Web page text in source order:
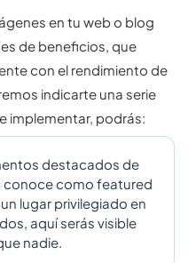
en tu web o blog
de beneficios, que
con el rendimiento de
indicarte una serie
implementar, podrás:
destacados de
conoce como featured
lugar privilegiado en
aquí serás visible
nadie.